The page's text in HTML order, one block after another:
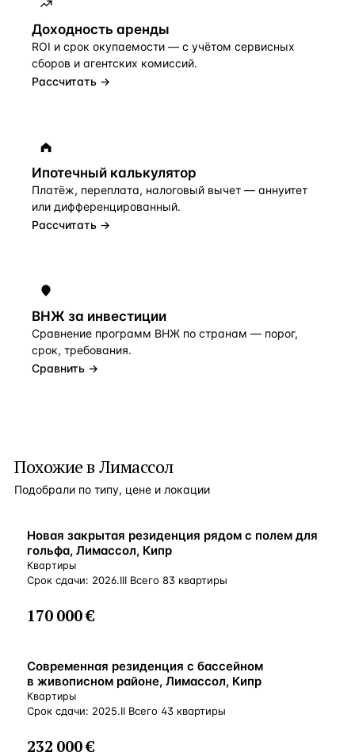
Доходность аренды
ROI и срок окупаемости — с учётом сервисных
сборов и агентских комиссий.
Рассчитать →
Ипотечный калькулятор
Платёж, переплата, налоговый вычет — аннуитет
или дифференцированный.
Рассчитать →
ВНЖ за инвестиции
Сравнение программ ВНЖ по странам — порог,
срок, требования.
Сравнить →
Похожие в Лимассол
Подобрали по типу, цене и локации
ВНЖ
Новая закрытая резиденция рядом с полем для
гольфа, Лимассол, Кипр
Квартиры
Срок сдачи: 2026.III Всего 83 квартиры
170 000 €
ВНЖ
Современная резиденция с бассейном
в живописном районе, Лимассол, Кипр
Квартиры
Срок сдачи: 2025.II Всего 43 квартиры
232 000 €